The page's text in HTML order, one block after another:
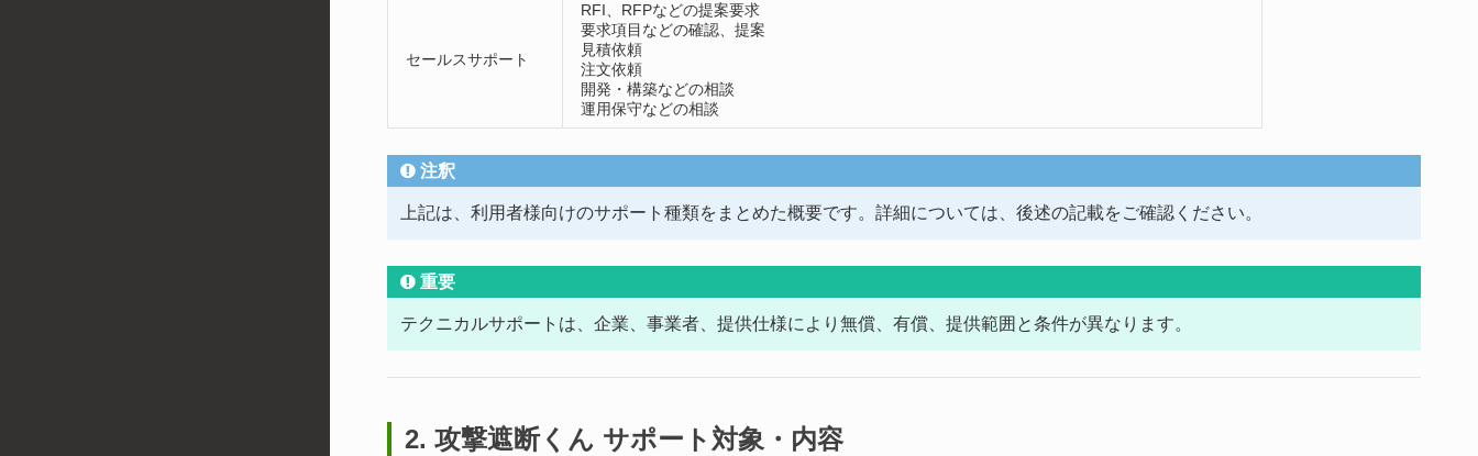
セールスサポート
RFI、RFPなどの提案要求
要求項目などの確認、提案
見積依頼
注文依頼
開発・構築などの相談
運用保守などの相談
注釈
上記は、利用者様向けのサポート種類をまとめた概要です。詳細については、後述の記載をご確認ください。
重要
テクニカルサポートは、企業、事業者、提供仕様により無償、有償、提供範囲と条件が異なります。
2. 攻撃遮断くん サポート対象・内容